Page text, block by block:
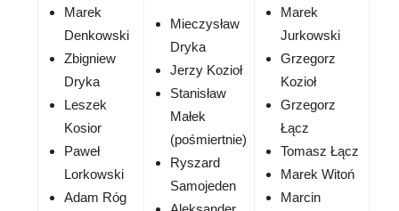
Marek
Denkowski
Zbigniew
Dryka
Leszek
Kosior
Paweł
Lorkowski
Adam Róg
Mieczysław
Dryka
Jerzy Kozioł
Stanisław
Małek
(pośmiertnie)
Ryszard
Samojeden
Marek
Jurkowski
Grzegorz
Kozioł
Grzegorz
Łącz
Tomasz Łącz
Marek Witoń
Marcin